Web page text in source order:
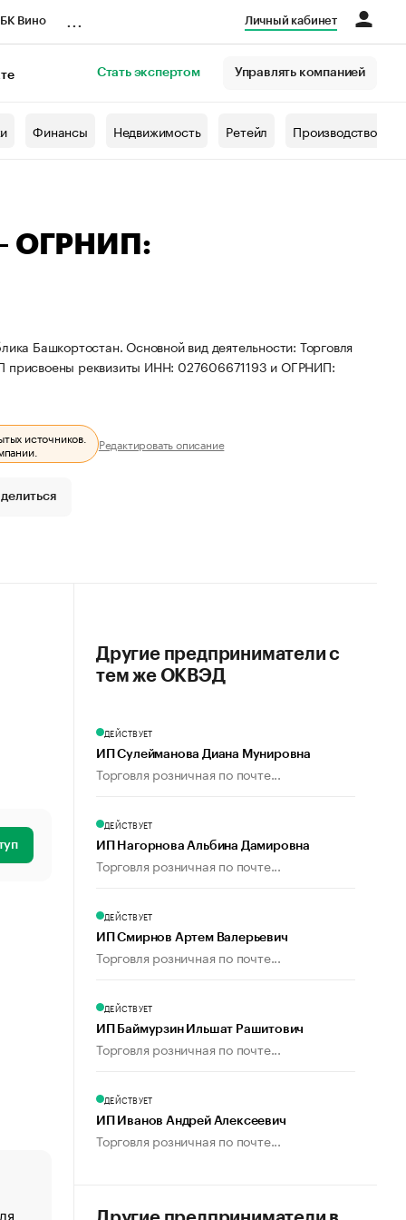
Вино Личный кабинет
Стать экспертом Управлять компанией
Финансы Недвижимость Ретейл Производство
ОГРНИП:
Башкортостан. Основной вид деятельности: Торговля
присвоены реквизиты ИНН: 027606671193 и ОГРНИП:
источников. Редактировать описание
«От спорта тело стареет иначе». Как живет глава
Другие предприниматели с
тем же ОКВЭД
ДЕЙСТВУЕТ
ИП Сулейманова Диана Мунировна
Торговля розничная по почте...
ДЕЙСТВУЕТ
ИП Нагорнова Альбина Дамировна
Торговля розничная по почте...
ДЕЙСТВУЕТ
ИП Смирнов Артем Валерьевич
Торговля розничная по почте...
ДЕЙСТВУЕТ
ИП Баймурзин Ильшат Рашитович
Торговля розничная по почте...
ДЕЙСТВУЕТ
ИП Иванов Андрей Алексеевич
Торговля розничная по почте...